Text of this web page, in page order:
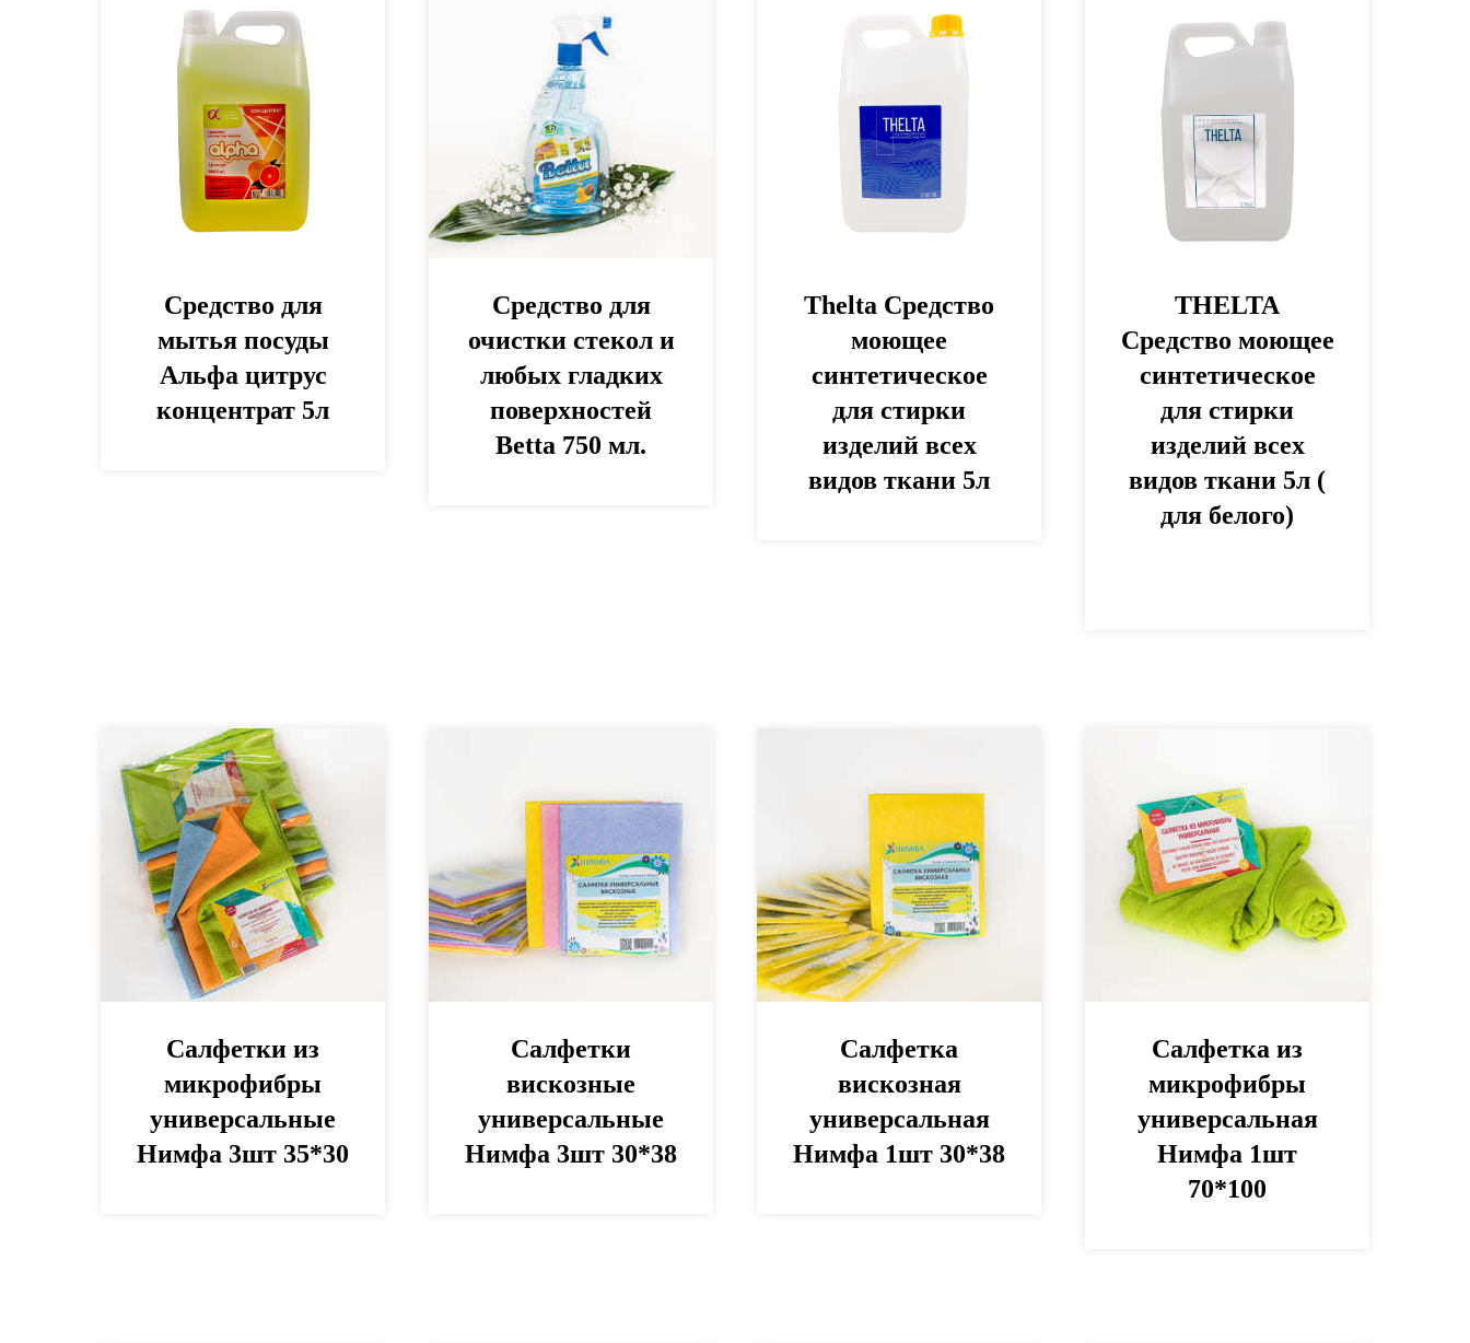
Средство для
мытья посуды
Альфа цитрус
концентрат 5л
Средство для
очистки стекол и
любых гладких
поверхностей
Betta 750 мл.
Thelta Средство
моющее
синтетическое
для стирки
изделий всех
видов ткани 5л
THELTA
Средство моющее
синтетическое
для стирки
изделий всех
видов ткани 5л (
для белого)
Салфетки из
микрофибры
универсальные
Нимфа 3шт 35*30
Салфетки
вискозные
универсальные
Нимфа 3шт 30*38
Салфетка
вискозная
универсальная
Нимфа 1шт 30*38
Салфетка из
микрофибры
универсальная
Нимфа 1шт
70*100